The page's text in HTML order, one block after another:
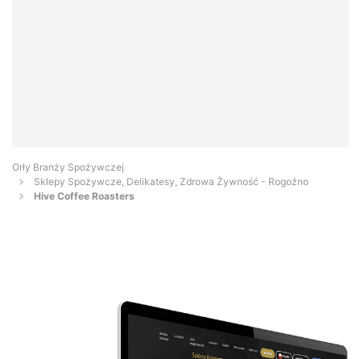
Orły Branży Spożywczej
Sklepy Spożywcze, Delikatesy, Zdrowa Żywność - Rogoźno
Hive Coffee Roasters